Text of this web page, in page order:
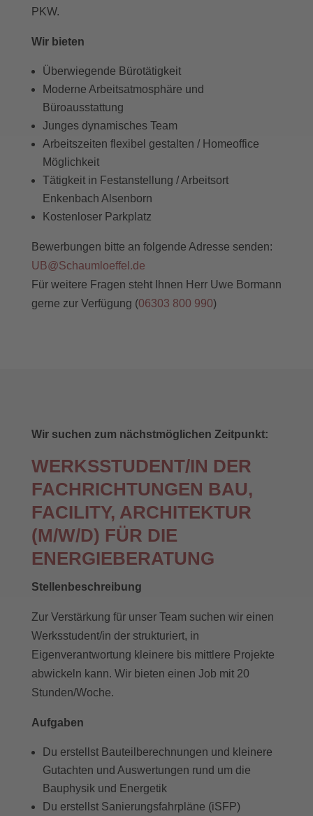
PKW.
Wir bieten
Überwiegende Bürotätigkeit
Moderne Arbeitsatmosphäre und
Büroausstattung
Junges dynamisches Team
Arbeitszeiten flexibel gestalten / Homeoffice
Möglichkeit
Tätigkeit in Festanstellung / Arbeitsort
Enkenbach Alsenborn
Kostenloser Parkplatz
Bewerbungen bitte an folgende Adresse senden:
UB@Schaumloeffel.de
Für weitere Fragen steht Ihnen Herr Uwe Bormann
gerne zur Verfügung (06303 800 990)
Wir suchen zum nächstmöglichen Zeitpunkt:
WERKSSTUDENT/IN DER
FACHRICHTUNGEN BAU,
FACILITY, ARCHITEKTUR
(M/W/D) FÜR DIE
ENERGIEBERATUNG
Stellenbeschreibung
Zur Verstärkung für unser Team suchen wir einen
Werksstudent/in der strukturiert, in
Eigenverantwortung kleinere bis mittlere Projekte
abwickeln kann. Wir bieten einen Job mit 20
Stunden/Woche.
Aufgaben
Du erstellst Bauteilberechnungen und kleinere
Gutachten und Auswertungen rund um die
Bauphysik und Energetik
Du erstellst Sanierungsfahrpläne (iSFP)